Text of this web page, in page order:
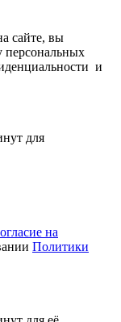
сайте, вы
персональных
и
для
на
Политики